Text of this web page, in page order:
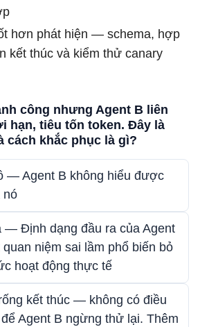
hơn phát hiện — schema, hợp
kết thúc và kiểm thử canary
công nhưng Agent B liên
hạn, tiêu tốn token. Đây là
cách khắc phục là gì?
— Agent B không hiểu được
nó
— Định dạng đầu ra của Agent
niệm sai lầm phổ biến bỏ
hoạt động thực tế
kết thúc — không có điều
Agent B ngừng thử lại. Thêm